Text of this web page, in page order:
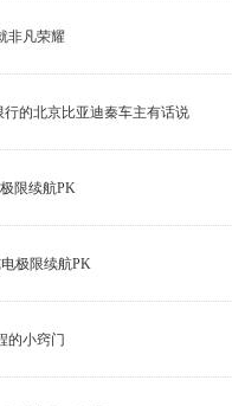
非凡荣耀
行的北京比亚迪秦车主有话说
限续航PK
极限续航PK
的小窍门